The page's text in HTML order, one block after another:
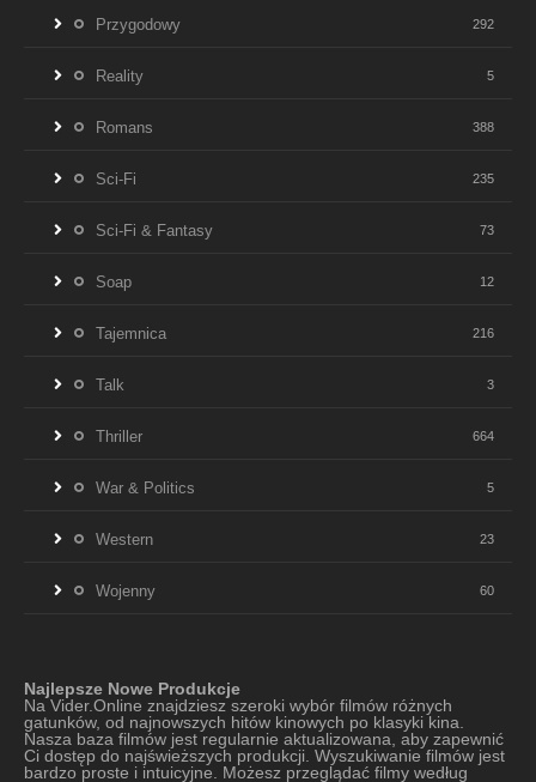
Przygodowy 292
Reality 5
Romans 388
Sci-Fi 235
Sci-Fi & Fantasy 73
Soap 12
Tajemnica 216
Talk 3
Thriller 664
War & Politics 5
Western 23
Wojenny 60
Najlepsze Nowe Produkcje
Na Vider.Online znajdziesz szeroki wybór filmów różnych
gatunków, od najnowszych hitów kinowych po klasyki kina.
Nasza baza filmów jest regularnie aktualizowana, aby zapewnić
Ci dostęp do najświeższych produkcji. Wyszukiwanie filmów jest
bardzo proste i intuicyjne. Możesz przeglądać filmy według